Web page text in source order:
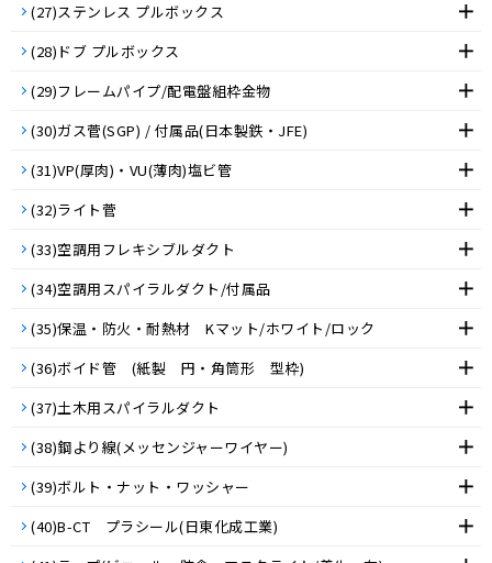
(27)ステンレス プルボックス
(28)ドブ プルボックス
(29)フレームパイプ/配電盤組枠金物
(30)ガス菅(SGP) / 付属品(日本製鉄・JFE)
(31)VP(厚肉)・VU(薄肉)塩ビ管
(32)ライト菅
(33)空調用フレキシブルダクト
(34)空調用スパイラルダクト/付属品
(35)保温・防火・耐熱材 Kマット/ホワイト/ロック
(36)ボイド管 (紙製 円・角筒形 型枠)
(37)土木用スパイラルダクト
(38)鋼より線(メッセンジャーワイヤー)
(39)ボルト・ナット・ワッシャー
(40)B-CT プラシール(日東化成工業)